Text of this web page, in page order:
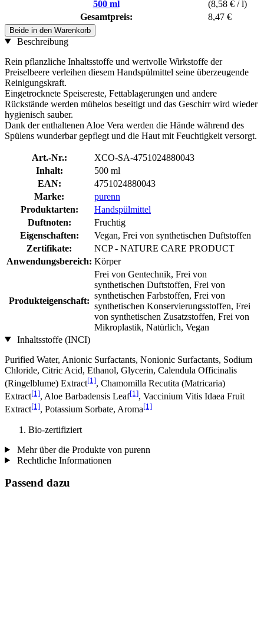
500 ml
(8,58 € / l)
Gesamtpreis:
8,47 €
Beide in den Warenkorb
Beschreibung
Rein pflanzliche Inhaltsstoffe und wertvolle Wirkstoffe der
Preiselbeere verleihen diesem Handspülmittel seine überzeugende
Reinigungskraft.
Eingetrocknete Speisereste, Fettablagerungen und andere
Rückstände werden mühelos beseitigt und das Geschirr wird wieder
hygienisch sauber.
Dank der enthaltenen Aloe Vera werden die Hände während des
Spülens wunderbar gepflegt und die Haut mit Feuchtigkeit versorgt.
Art.-Nr.:
XCO-SA-4751024880043
Inhalt:
500 ml
EAN:
4751024880043
Marke:
purenn
Produktarten:
Handspülmittel
Duftnoten:
Fruchtig
Eigenschaften:
Vegan, Frei von synthetischen Duftstoffen
Zertifikate:
NCP - NATURE CARE PRODUCT
Anwendungsbereich: Körper
Produkteigenschaft:
Frei von Gentechnik, Frei von
synthetischen Duftstoffen, Frei von
synthetischen Farbstoffen, Frei von
synthetischen Konservierungsstoffen, Frei
von synthetischen Zusatzstoffen, Frei von
Mikroplastik, Natürlich, Vegan
Inhaltsstoffe (INCI)
Purified Water, Anionic Surfactants, Nonionic Surfactants, Sodium
Chloride, Citric Acid, Ethanol, Glycerin, Calendula Officinalis
(Ringelblume) Extract[1], Chamomilla Recutita (Matricaria)
Extract[1], Aloe Barbadensis Leaf[1], Vaccinium Vitis Idaea Fruit
Extract[1], Potassium Sorbate, Aroma[1]
Bio-zertifiziert
Mehr über die Produkte von purenn
Rechtliche Informationen
Passend dazu